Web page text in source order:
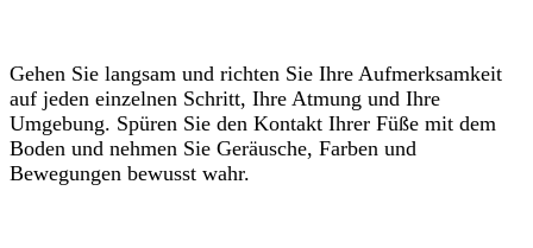
Gehen Sie langsam und richten Sie Ihre Aufmerksamkeit
auf jeden einzelnen Schritt, Ihre Atmung und Ihre
Umgebung. Spüren Sie den Kontakt Ihrer Füße mit dem
Boden und nehmen Sie Geräusche, Farben und
Bewegungen bewusst wahr.